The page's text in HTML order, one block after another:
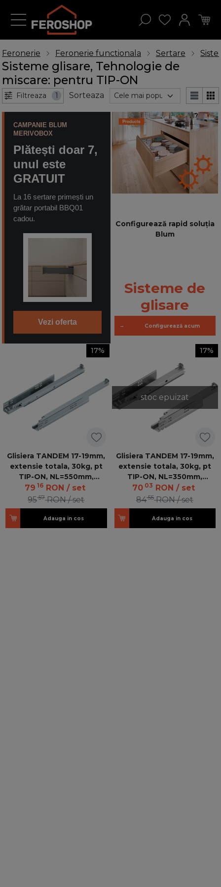
Feronerie Feronerie functionala Sertare
Sisteme glisare, Tehnologie de
miscare: pentru TIP-ON
Filtreaza 1 Sorteaza
CAMPANIE BLUM
MERIVOBOX
Plătești doar 7,
unul este
GRATUIT
La 16 sertare primești un
grătar portabil BBQ01
cadou.
Vezi oferta
Configurează rapid soluția
Blum
Sisteme de
glisare
→ Configurează acum
17%
Glisiera TANDEM 17-19mm,
extensie totala, 30kg, pt
TIP-ON, NL=550mm,
560F5500C V6
79 16 RON / set
9557 RON / set
Adauga in cos
stoc epuizat
17%
Glisiera TANDEM 17-19mm,
extensie totala, 30kg, pt
TIP-ON, NL=350mm,
560F3500C V6
70 03 RON / set
8455 RON / set
Adauga in cos